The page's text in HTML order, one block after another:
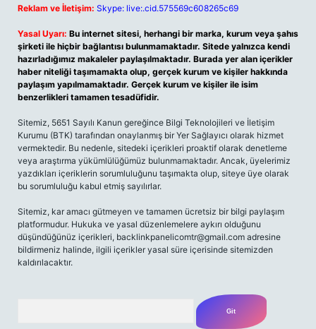
Reklam ve İletişim: Skype: live:.cid.575569c608265c69
Yasal Uyarı: Bu internet sitesi, herhangi bir marka, kurum veya şahıs
şirketi ile hiçbir bağlantısı bulunmamaktadır. Sitede yalnızca kendi
hazırladığımız makaleler paylaşılmaktadır. Burada yer alan içerikler
haber niteliği taşımamakta olup, gerçek kurum ve kişiler hakkında
paylaşım yapılmamaktadır. Gerçek kurum ve kişiler ile isim
benzerlikleri tamamen tesadüfidir.
Sitemiz, 5651 Sayılı Kanun gereğince Bilgi Teknolojileri ve İletişim
Kurumu (BTK) tarafından onaylanmış bir Yer Sağlayıcı olarak hizmet
vermektedir. Bu nedenle, sitedeki içerikleri proaktif olarak denetleme
veya araştırma yükümlülüğümüz bulunmamaktadır. Ancak, üyelerimiz
yazdıkları içeriklerin sorumluluğunu taşımakta olup, siteye üye olarak
bu sorumluluğu kabul etmiş sayılırlar.
Sitemiz, kar amacı gütmeyen ve tamamen ücretsiz bir bilgi paylaşım
platformudur. Hukuka ve yasal düzenlemelere aykırı olduğunu
düşündüğünüz içerikleri, backlinkpanelicomtr@gmail.com adresine
bildirmeniz halinde, ilgili içerikler yasal süre içerisinde sitemizden
kaldırılacaktır.